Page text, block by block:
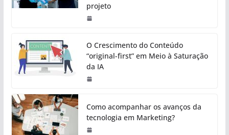
projeto
O Crescimento do Conteúdo
“original-first” em Meio à Saturação
da IA
Como acompanhar os avanços da
tecnologia em Marketing?